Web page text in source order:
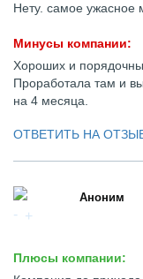
Нету. самое ужасное
Минусы компании:
Хороших и
Проработала там и
на 4 месяца.
ОТВЕТИТЬ НА
Аноним
Плюсы компании: